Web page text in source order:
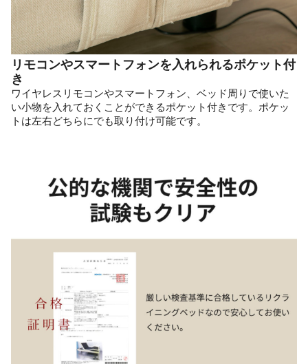
リモコンやスマートフォンを入れられるポケット付
き
ワイヤレスリモコンやスマートフォン、ベッド周りで使いた
い小物を入れておくことができるポケット付きです。ポケッ
トは左右どちらにでも取り付け可能です。